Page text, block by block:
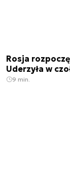
Rosja
Uderzyła w
9 min.